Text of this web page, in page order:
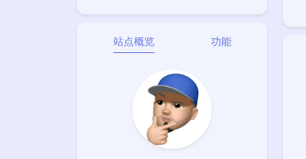
站点概览 功能